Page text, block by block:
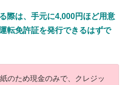
際は、手元に4,000円ほど用意
転免許証を発行できるはずで
のため現金のみで、クレジッ